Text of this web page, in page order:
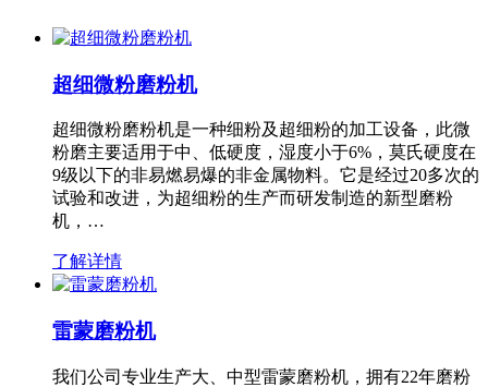
超细微粉磨粉机
超细微粉磨粉机是一种细粉及超细粉的加工设备，此微
粉磨主要适用于中、低硬度，湿度小于6%，莫氏硬度在
9级以下的非易燃易爆的非金属物料。它是经过20多次的
试验和改进，为超细粉的生产而研发制造的新型磨粉
机，…
了解详情
雷蒙磨粉机
我们公司专业生产大、中型雷蒙磨粉机，拥有22年磨粉